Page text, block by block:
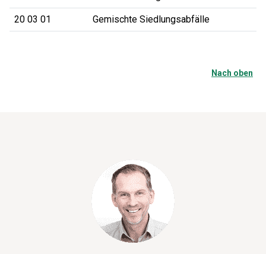
20 03 01 Gemischte Siedlungsabfälle
Nach oben